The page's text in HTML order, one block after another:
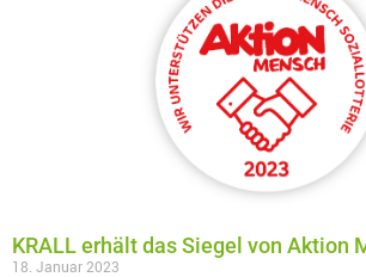
KRALL erhält das Siegel von Aktion
18. Januar 2023